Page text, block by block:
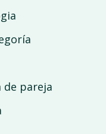
pareja